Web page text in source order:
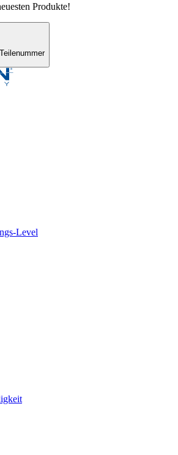
Produkte!
Level